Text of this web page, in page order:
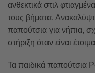
ανθεκτικά στιλ
τους βήματα.
παπούτσια για νήπια,
στήριξη όταν είναι
Τα παιδικά παπούτσια